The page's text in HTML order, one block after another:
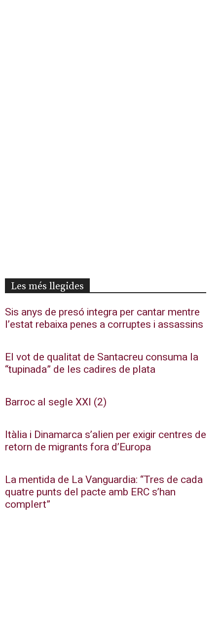
Les més llegides
Sis anys de presó integra per cantar mentre
l’estat rebaixa penes a corruptes i assassins
El vot de qualitat de Santacreu consuma la
“tupinada” de les cadires de plata
Barroc al segle XXI (2)
Itàlia i Dinamarca s’alien per exigir centres de
retorn de migrants fora d’Europa
La mentida de La Vanguardia: “Tres de cada
quatre punts del pacte amb ERC s’han
complert”